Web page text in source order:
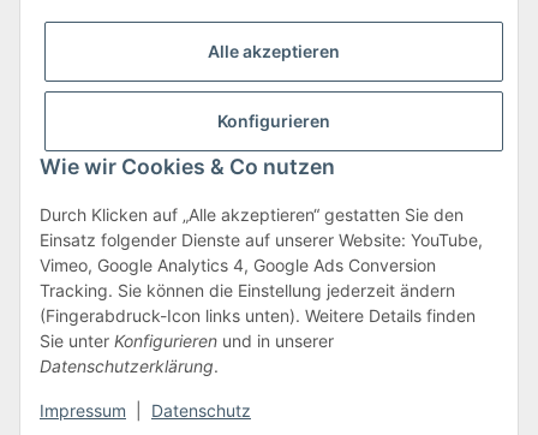
Alle akzeptieren
Konfigurieren
Wie wir Cookies & Co nutzen
Durch Klicken auf „Alle akzeptieren“ gestatten Sie den
Einsatz folgender Dienste auf unserer Website: YouTube,
Vimeo, Google Analytics 4, Google Ads Conversion
Tracking. Sie können die Einstellung jederzeit ändern
(Fingerabdruck-Icon links unten). Weitere Details finden
Sie unter Konfigurieren und in unserer
Datenschutzerklärung.
Impressum Datenschutz
info@beamerlampe-guenstiger.de
Sicher Einkaufen
Vertrag widerrufen